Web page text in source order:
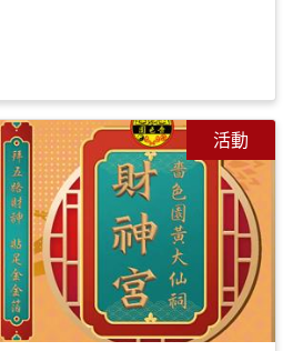
活動